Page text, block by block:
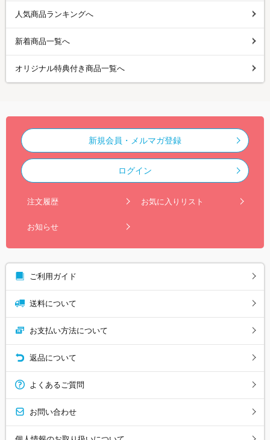
人気商品ランキングへ
新着商品一覧へ
オリジナル特典付き商品一覧へ
新規会員・メルマガ登録
ログイン
注文履歴 お気に入りリスト
お知らせ
ご利用ガイド
送料について
お支払い方法について
返品について
よくあるご質問
お問い合わせ